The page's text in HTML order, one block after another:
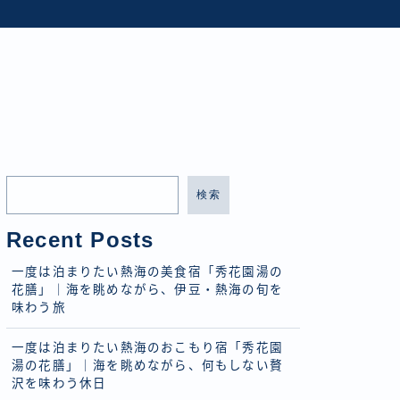
検索
Recent Posts
一度は泊まりたい熱海の美食宿「秀花園湯の
花膳」｜海を眺めながら、伊豆・熱海の旬を
味わう旅
一度は泊まりたい熱海のおこもり宿「秀花園
湯の花膳」｜海を眺めながら、何もしない贅
沢を味わう休日